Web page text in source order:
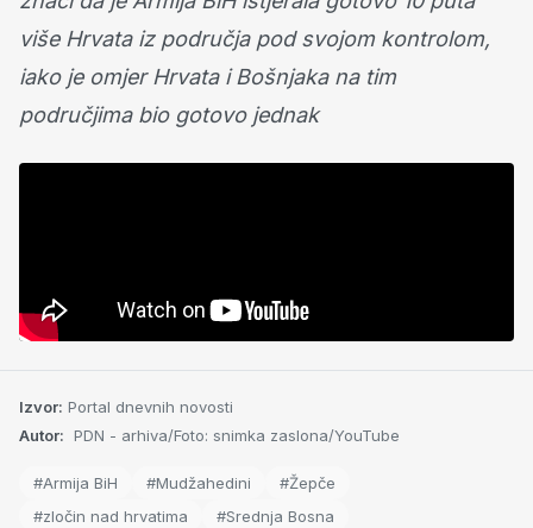
više Hrvata iz područja pod svojom kontrolom,
iako je omjer Hrvata i Bošnjaka na tim
područjima bio gotovo jednak
Izvor: Portal dnevnih novosti
Autor: PDN - arhiva/Foto: snimka zaslona/YouTube
#Armija BiH #Mudžahedini
#Žepče
#zločin nad hrvatima
#Srednja Bosna